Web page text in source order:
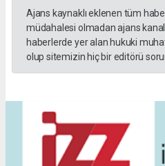
Ajans kaynaklı eklenen tüm
müdahalesi olmadan ajans
haberlerde yer alan hukuki
olup sitemizin hiç bir editörü